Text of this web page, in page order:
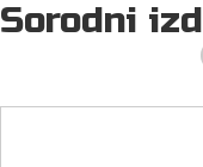
Sorodni